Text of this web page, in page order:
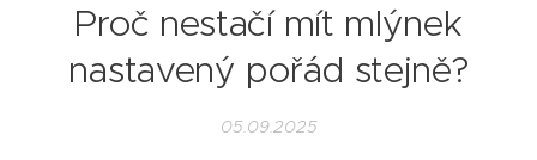
Proč nestačí mít mlýnek
nastavený pořád stejně?
05.09.2025